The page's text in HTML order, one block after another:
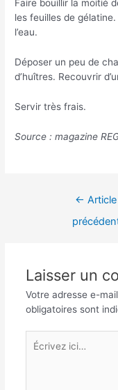
Faire bouillir la moitié
les feuilles de
l’eau.
Déposer un peu de
d’huîtres. Recouvrir
Servir très frais.
Source : magazine
Navigation← Article
Laisser un
Votre adresse e-
obligatoires sont
Écrivez
ici…